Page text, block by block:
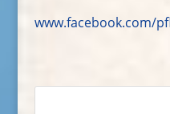
www.facebook.com/